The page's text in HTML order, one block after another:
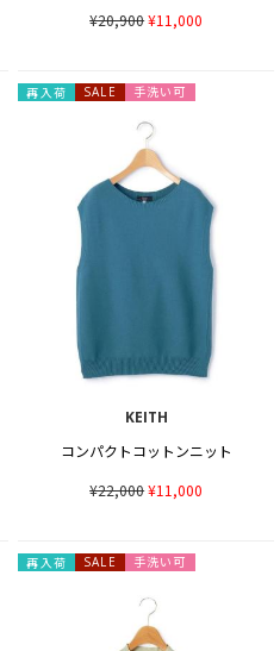
¥20,900¥11,000
再入荷 SALE 手洗い可
KEITH
コンパクトコットンニット
¥22,000¥11,000
再入荷 SALE 手洗い可